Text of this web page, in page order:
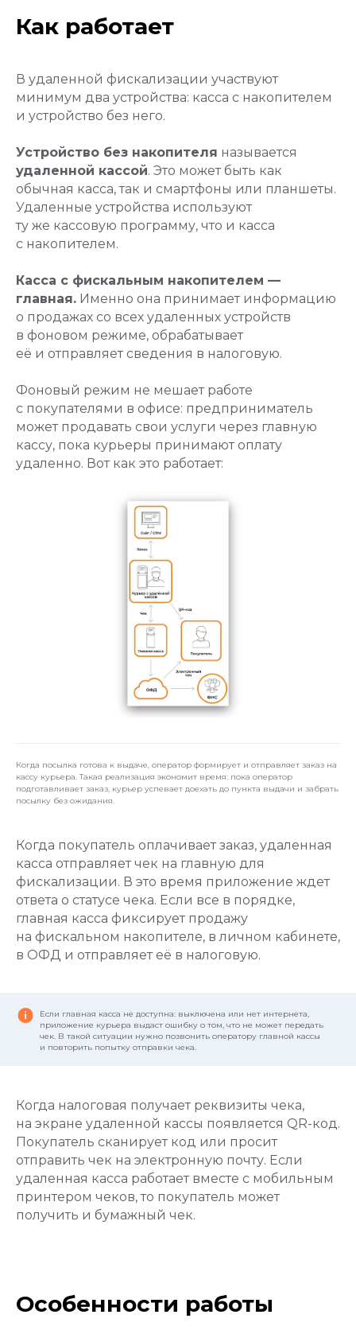
Как работает
В удаленной фискализации участвуют
минимум два устройства: касса с накопителем
и устройство без него.
Устройство без накопителя называется
удаленной кассой. Это может быть как
обычная касса, так и смартфоны или планшеты.
Удаленные устройства используют
ту же кассовую программу, что и касса
с накопителем.
Касса с фискальным накопителем —
главная. Именно она принимает информацию
о продажах со всех удаленных устройств
в фоновом режиме, обрабатывает
её и отправляет сведения в налоговую.
Фоновый режим не мешает работе
с покупателями в офисе: предприниматель
может продавать свои услуги через главную
кассу, пока курьеры принимают оплату
удаленно. Вот как это работает:
Когда посылка готова к выдаче, оператор формирует и отправляет заказ на
кассу курьера. Такая реализация экономит время: пока оператор
подготавливает заказ, курьер успевает доехать до пункта выдачи и забрать
посылку без ожидания.
Когда покупатель оплачивает заказ, удаленная
касса отправляет чек на главную для
фискализации. В это время приложение ждет
ответа о статусе чека. Если все в порядке,
главная касса фиксирует продажу
на фискальном накопителе, в личном кабинете,
в ОФД и отправляет её в налоговую.
Если главная касса не доступна: выключена или нет интернета,
приложение курьера выдаст ошибку о том, что не может передать
чек. В такой ситуации нужно позвонить оператору главной кассы
и повторить попытку отправки чека.
Когда налоговая получает реквизиты чека,
на экране удаленной кассы появляется QR-код.
Покупатель сканирует код или просит
отправить чек на электронную почту. Если
удаленная касса работает вместе с мобильным
принтером чеков, то покупатель может
получить и бумажный чек.
Особенности работы